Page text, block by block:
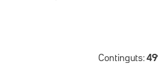
Continguts: